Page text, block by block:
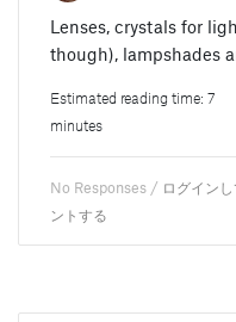
Lenses, crystals for
though), lampshades
Estimated reading time: 7
minutes
No Responses / ログイン
ントする